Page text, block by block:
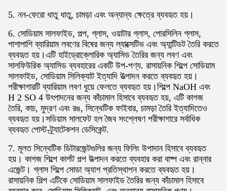
5. নন-ফেরো ধাতু ধাতু, চামড়া এবং অন্যান্য ক্ষেত্রে ব্যবহৃত হয়।
6. সোডিয়াম সালফাইড, পল্প, গ্লাস, ওয়াটার গ্লাস, পোরসিলিন গ্লাস,
পাশাপাশি ব্যারিয়াম লবণের বিষের জন্য ল্যাক্সেটিভ এবং অ্যান্টিডট তৈরি করতে
ব্যবহৃত হয়।এটি হাইড্রোক্লোরিক অ্যাসিড তৈরির জন্য লবণ এবং
সালফিউরিক অ্যাসিড ব্যবহারের একটি উপ-পণ্য. রাসায়নিক শিল্পে সোডিয়াম
সালফাইড, সোডিয়াম সিলিক্যাট ইত্যাদি উত্পাদন করতে ব্যবহৃত হয়।
পরীক্ষাগারটি ব্যারিয়াম লবণ ধুয়ে ফেলতে ব্যবহৃত হয়।শিল্পে NaOH এবং
H 2 SO 4 উৎপাদনের জন্য কাঁচামাল হিসাবে ব্যবহৃত হয়, এটি কাগজ
তৈরি, কাচ, মুদ্রণ এবং রঙ, সিন্থেটিক ফাইবার, চামড়া তৈরি ইত্যাদিতেও
ব্যবহৃত হয়।সডিয়াম সালফেট হল জৈব সংশ্লেষণ পরীক্ষাগারে সর্বাধিক
ব্যবহৃত পোস্ট-ট্র্যাটেকশন ডেসিকেন্ট.
7. মূলত সিন্থেটিক ডিটারজেন্টগুলির জন্য ফিলিং উপাদান হিসাবে ব্যবহৃত
হয়। কাগজ শিল্পে কার্পট পল্প উত্পাদন করতে ব্যবহার করা বাষ্প এবং রান্নার
এজেন্ট। গ্লাস শিল্পে সোডা অ্যাশ প্রতিস্থাপন করতে ব্যবহৃত হয়।
রাসায়নিক শিল্প এটিকে সোডিয়াম সালফাইড তৈরির জন্য কাঁচামাল হিসাবে